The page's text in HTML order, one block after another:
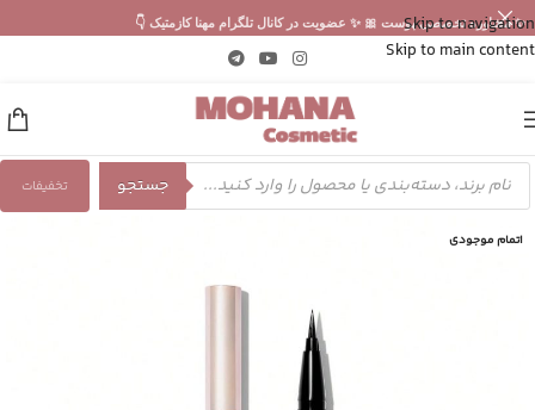
Skip to navigation
Skip to main content
✨ مشاوره تخصصی پوست 🎀 ✨ عضویت در کانال تلگرام مهنا کازمتیک 👇
جستجو تخفیفات
اتمام موجودی